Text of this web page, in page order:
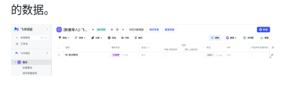
的数据。